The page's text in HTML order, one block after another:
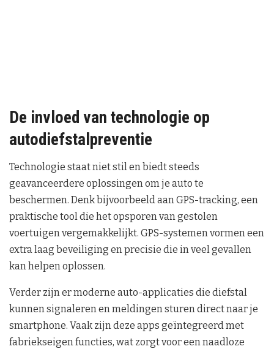
De invloed van technologie op
autodiefstalpreventie
Technologie staat niet stil en biedt steeds
geavanceerdere oplossingen om je auto te
beschermen. Denk bijvoorbeeld aan GPS-tracking, een
praktische tool die het opsporen van gestolen
voertuigen vergemakkelijkt. GPS-systemen vormen een
extra laag beveiliging en precisie die in veel gevallen
kan helpen oplossen.
Verder zijn er moderne auto-applicaties die diefstal
kunnen signaleren en meldingen sturen direct naar je
smartphone. Vaak zijn deze apps geïntegreerd met
fabriekseigen functies, wat zorgt voor een naadloze